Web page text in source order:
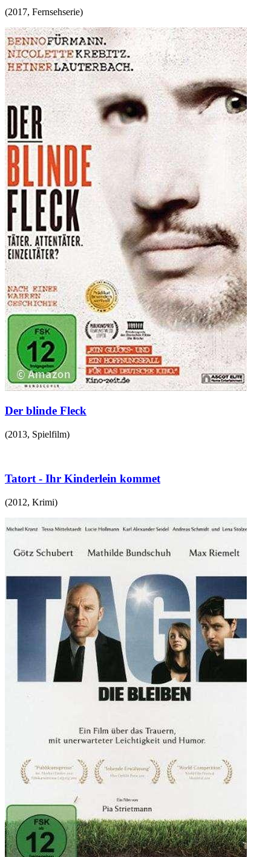
(2017, Fernsehserie)
Der blinde Fleck
(2013, Spielfilm)
Tatort - Ihr Kinderlein kommet
(2012, Krimi)